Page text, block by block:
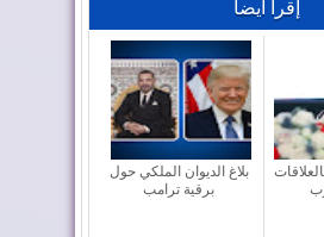
إقرأ أيضا
بلاغ الديوان الملكي حول
برقية ترامب